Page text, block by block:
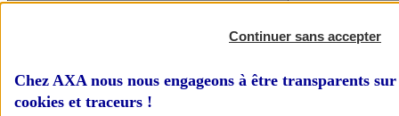
Continuer sans accepter
Chez AXA nous nous engageons à être transparents
cookies et traceurs !